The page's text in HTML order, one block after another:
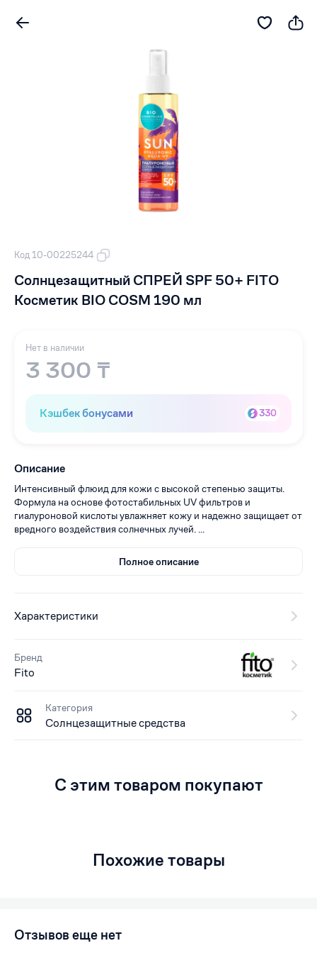
Код 10-00225244
Солнцезащитный СПРЕЙ SPF 50+ FITO
Косметик BIO COSM 190 мл
Нет в наличии
3 300 ₸
Кэшбек бонусами 330
Описание
Интенсивный флюид для кожи с высокой степенью защиты.
Формула на основе фотостабильных UV фильтров и
гиалуроновой кислоты увлажняет кожу и надежно защищает от
вредного воздействия солнечных лучей. ...
Полное описание
Характеристики
Бренд
Fito
Категория
Солнцезащитные средства
С этим товаром покупают
Похожие товары
Отзывов еще нет